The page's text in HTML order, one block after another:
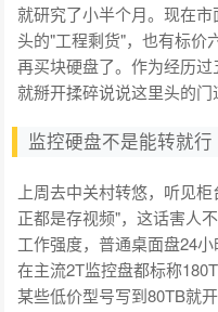
就研究了小半个月。现在
头的"工程剩货"，也有标价
再买块硬盘了。作为经历
就掰开揉碎说说这里头的门
监控硬盘不是能转就行
上周去中关村转悠，听见
正都是存视频"，这话害人
工作强度，普通桌面盘24
在主流2T监控盘都标称
某些低价型号写到80TB就开